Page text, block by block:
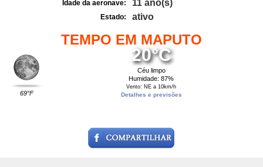
Idade da aeronave: 11 ano(s)
Estado: ativo
TEMPO EM MAPUTO
69°F
20°C
Céu limpo
Humidade: 87%
Vento: NE a 10km/h
Detalhes e previsões